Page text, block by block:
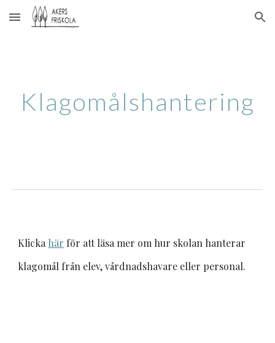
Skip to main content Skip to navigation
Klagomålshantering
Klicka här för att läsa mer om hur skolan hanterar
klagomål från elev, vårdnadshavare eller personal.